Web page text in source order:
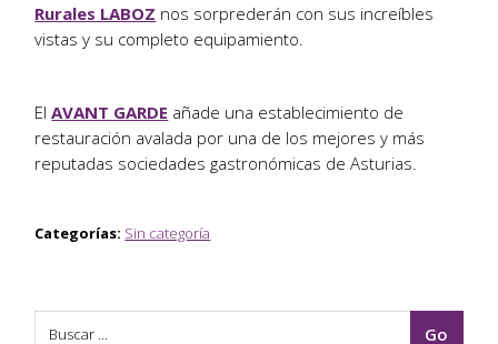
Rurales LABOZ nos sorprederán con sus increíbles
vistas y su completo equipamiento.
ElAVANT GARDE añade una establecimiento de
restauración avalada por una de los mejores y más
reputadas sociedades gastronómicas de Asturias.
Categorías: Sin categoría